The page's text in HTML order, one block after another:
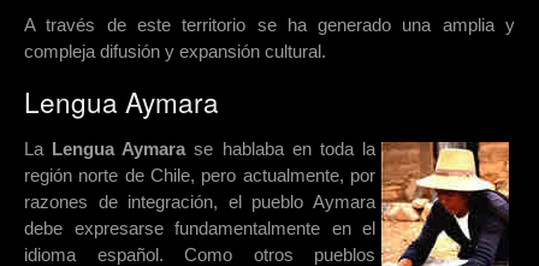
A través de este territorio se ha generado una amplia y
compleja difusión y expansión cultural.
Lengua Aymara
La Lengua Aymara se hablaba en toda la
región norte de Chile, pero actualmente, por
razones de integración, el pueblo Aymara
debe expresarse fundamentalmente en el
idioma español. Como otros pueblos